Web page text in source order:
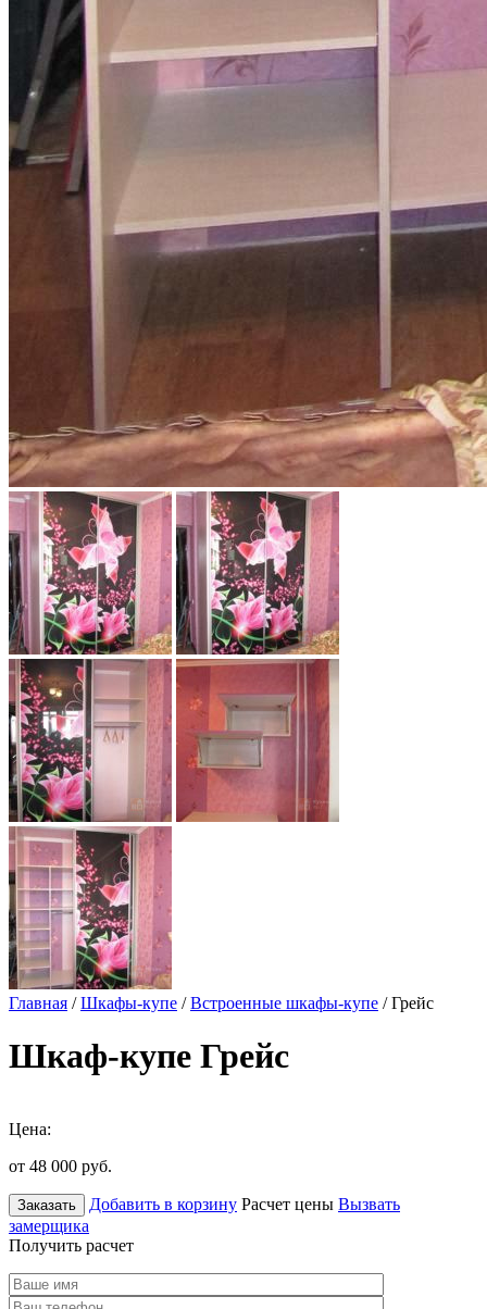
Главная /Шкафы-купе /Встроенные шкафы-купе / Грейс
Шкаф-купе Грейс
Цена:
от 48 000 руб.
Заказать Добавить в корзину Расчет цены Вызвать
замерщика
Получить расчет